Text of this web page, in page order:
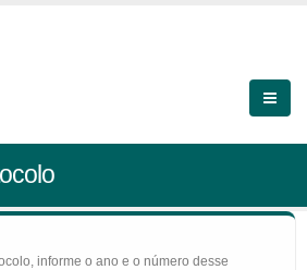
informe o ano e o número desse